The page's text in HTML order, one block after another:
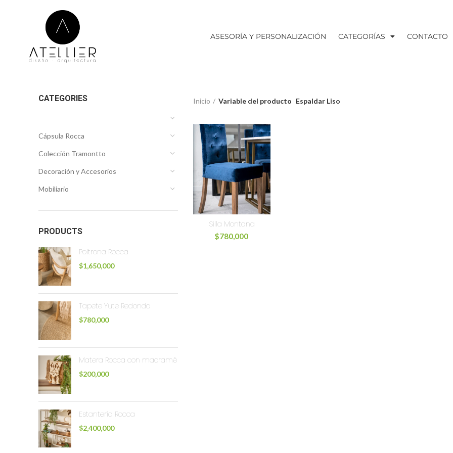
ASESORÍA Y PERSONALIZACIÓN CATEGORÍAS CONTACTO
CATEGORIES
Cápsula Rocca
Colección Tramontto
Decoración y Accesorios
Mobiliario
PRODUCTS
Poltrona Rocca
$1,650,000
Tapete Yute Redondo
$780,000
Matera Rocca con macramé
$200,000
Estantería Rocca
$2,400,000
Inicio Variable del producto Espaldar Liso
Silla Montana
$780,000